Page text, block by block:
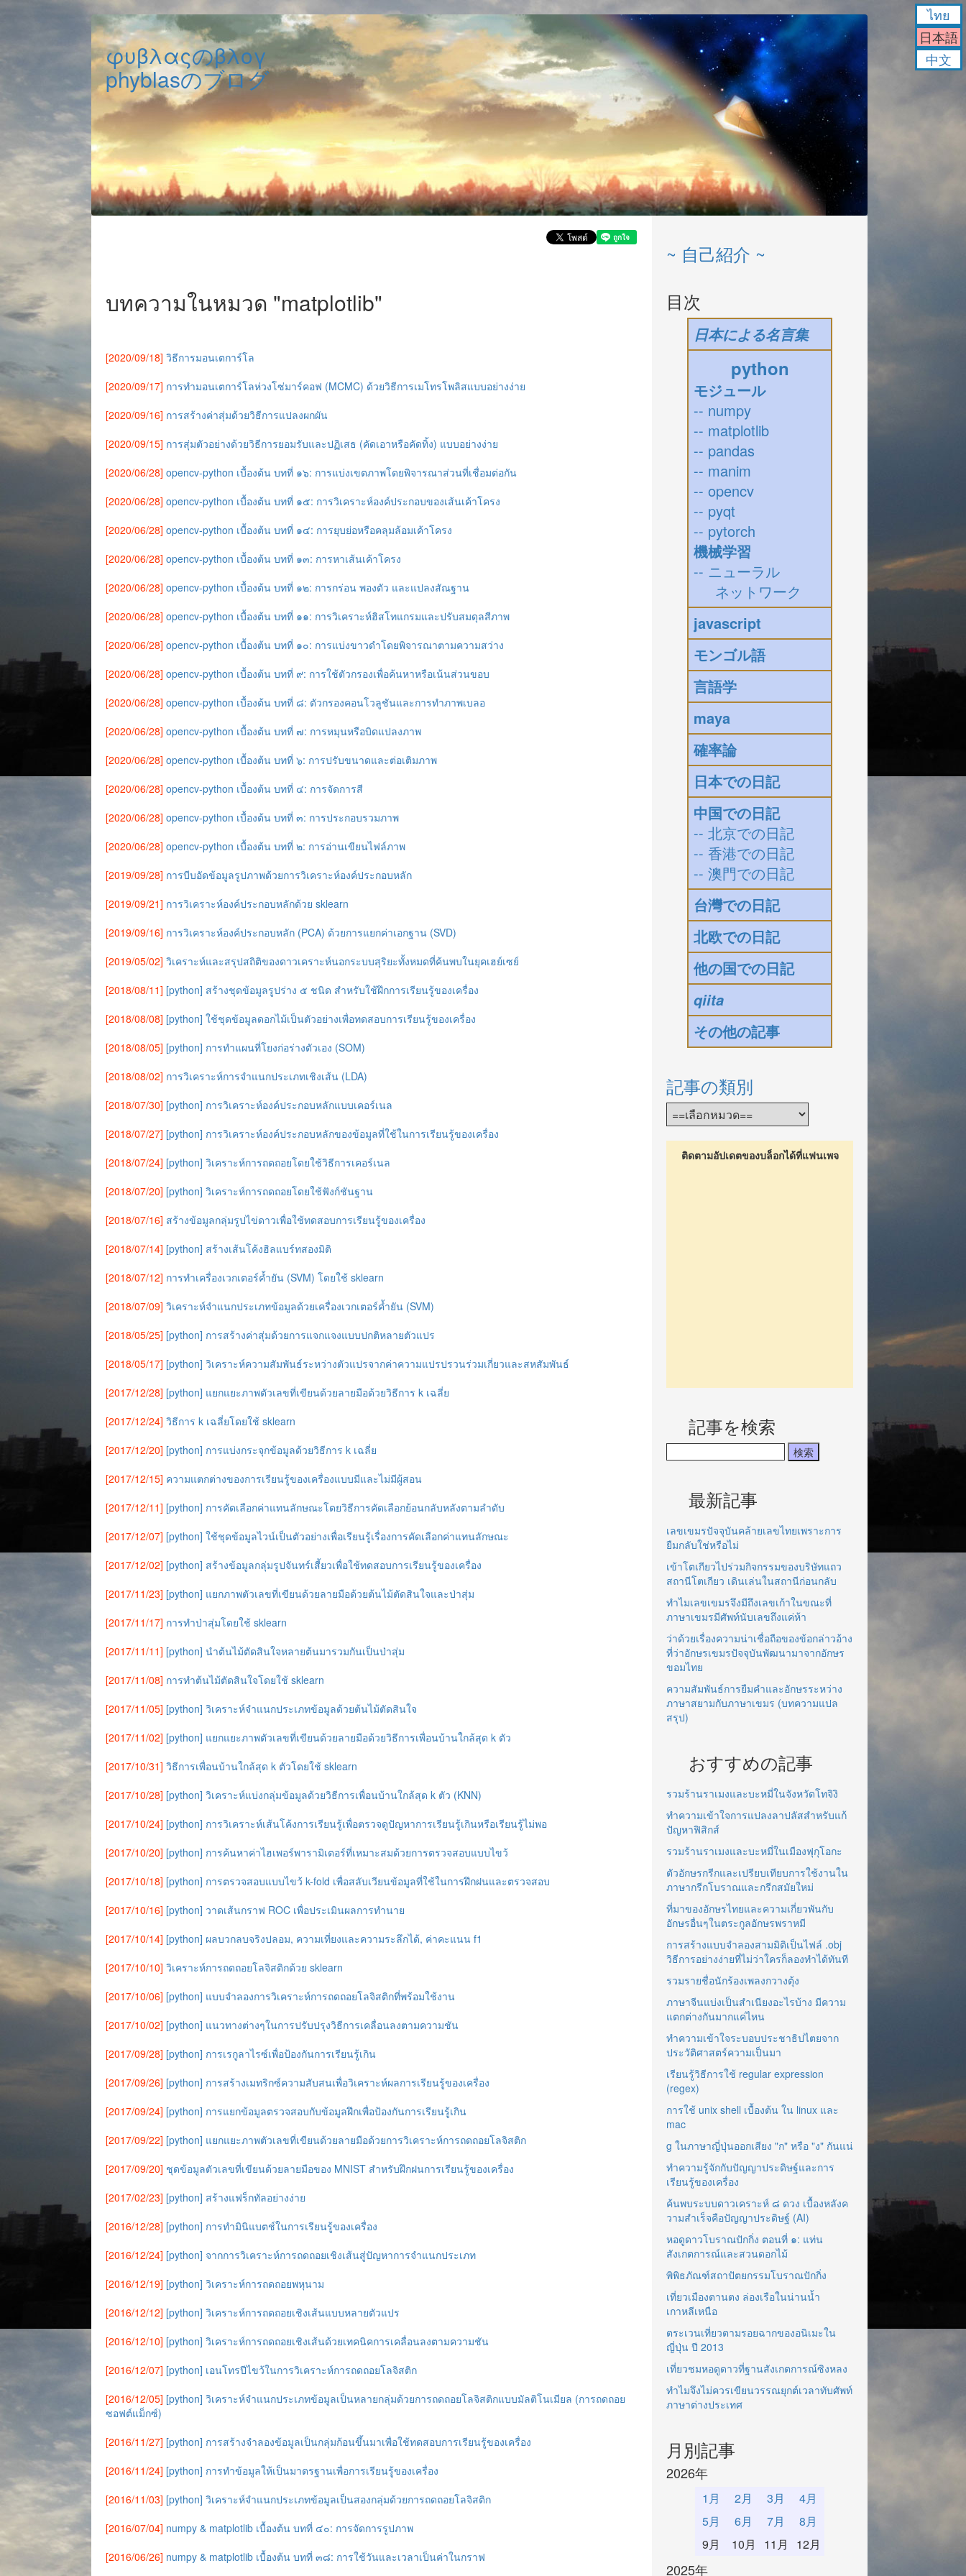
φυβλαςのβλογ
phyblasのブログ
บทความในหมวด "matplotlib"
[2020/09/18] วิธีการมอนเตการ์โล
[2020/09/17] การทำมอนเตการ์โลห่วงโซ่มาร์คอฟ (MCMC) ด้วยวิธีการเมโทรโพลิสแบบอย่างง่าย
[2020/09/16] การสร้างค่าสุ่มด้วยวิธีการแปลงผกผัน
[2020/09/15] การสุ่มตัวอย่างด้วยวิธีการยอมรับและปฏิเสธ (คัดเอาหรือคัดทิ้ง) แบบอย่างง่าย
[2020/06/28] opencv-python เบื้องต้น บทที่ ๑๖: การแบ่งเขตภาพโดยพิจารณาส่วนที่เชื่อมต่อกัน
[2020/06/28] opencv-python เบื้องต้น บทที่ ๑๕: การวิเคราะห์องค์ประกอบของเส้นเค้าโครง
[2020/06/28] opencv-python เบื้องต้น บทที่ ๑๔: การยุบย่อหรือคลุมล้อมเค้าโครง
[2020/06/28] opencv-python เบื้องต้น บทที่ ๑๓: การหาเส้นเค้าโครง
[2020/06/28] opencv-python เบื้องต้น บทที่ ๑๒: การกร่อน พองตัว และแปลงสัณฐาน
[2020/06/28] opencv-python เบื้องต้น บทที่ ๑๑: การวิเคราะห์ฮิสโทแกรมและปรับสมดุลสีภาพ
[2020/06/28] opencv-python เบื้องต้น บทที่ ๑๐: การแบ่งขาวดำโดยพิจารณาตามความสว่าง
[2020/06/28] opencv-python เบื้องต้น บทที่ ๙: การใช้ตัวกรองเพื่อค้นหาหรือเน้นส่วนขอบ
[2020/06/28] opencv-python เบื้องต้น บทที่ ๘: ตัวกรองคอนโวลูชันและการทำภาพเบลอ
[2020/06/28] opencv-python เบื้องต้น บทที่ ๗: การหมุนหรือบิดแปลงภาพ
[2020/06/28] opencv-python เบื้องต้น บทที่ ๖: การปรับขนาดและต่อเติมภาพ
[2020/06/28] opencv-python เบื้องต้น บทที่ ๔: การจัดการสี
[2020/06/28] opencv-python เบื้องต้น บทที่ ๓: การประกอบรวมภาพ
[2020/06/28] opencv-python เบื้องต้น บทที่ ๒: การอ่านเขียนไฟล์ภาพ
[2019/09/28] การบีบอัดข้อมูลรูปภาพด้วยการวิเคราะห์องค์ประกอบหลัก
[2019/09/21] การวิเคราะห์องค์ประกอบหลักด้วย sklearn
[2019/09/16] การวิเคราะห์องค์ประกอบหลัก (PCA) ด้วยการแยกค่าเอกฐาน (SVD)
[2019/05/02] วิเคราะห์และสรุปสถิติของดาวเคราะห์นอกระบบสุริยะทั้งหมดที่ค้นพบในยุคเฮย์เซย์
[2018/08/11] [python] สร้างชุดข้อมูลรูปร่าง ๕ ชนิด สำหรับใช้ฝึกการเรียนรู้ของเครื่อง
[2018/08/08] [python] ใช้ชุดข้อมูลดอกไม้เป็นตัวอย่างเพื่อทดสอบการเรียนรู้ของเครื่อง
[2018/08/05] [python] การทำแผนที่โยงก่อร่างตัวเอง (SOM)
[2018/08/02] การวิเคราะห์การจำแนกประเภทเชิงเส้น (LDA)
[2018/07/30] [python] การวิเคราะห์องค์ประกอบหลักแบบเคอร์เนล
[2018/07/27] [python] การวิเคราะห์องค์ประกอบหลักของข้อมูลที่ใช้ในการเรียนรู้ของเครื่อง
[2018/07/24] [python] วิเคราะห์การถดถอยโดยใช้วิธีการเคอร์เนล
[2018/07/20] [python] วิเคราะห์การถดถอยโดยใช้ฟังก์ชันฐาน
[2018/07/16] สร้างข้อมูลกลุ่มรูปไข่ดาวเพื่อใช้ทดสอบการเรียนรู้ของเครื่อง
[2018/07/14] [python] สร้างเส้นโค้งฮิลแบร์ทสองมิติ
[2018/07/12] การทำเครื่องเวกเตอร์ค้ำยัน (SVM) โดยใช้ sklearn
[2018/07/09] วิเคราะห์จำแนกประเภทข้อมูลด้วยเครื่องเวกเตอร์ค้ำยัน (SVM)
[2018/05/25] [python] การสร้างค่าสุ่มด้วยการแจกแจงแบบปกติหลายตัวแปร
[2018/05/17] [python] วิเคราะห์ความสัมพันธ์ระหว่างตัวแปรจากค่าความแปรปรวนร่วมเกี่ยวและสหสัมพันธ์
[2017/12/28] [python] แยกแยะภาพตัวเลขที่เขียนด้วยลายมือด้วยวิธีการ k เฉลี่ย
[2017/12/24] วิธีการ k เฉลี่ยโดยใช้ sklearn
[2017/12/20] [python] การแบ่งกระจุกข้อมูลด้วยวิธีการ k เฉลี่ย
[2017/12/15] ความแตกต่างของการเรียนรู้ของเครื่องแบบมีและไม่มีผู้สอน
[2017/12/11] [python] การคัดเลือกค่าแทนลักษณะโดยวิธีการคัดเลือกย้อนกลับหลังตามลำดับ
[2017/12/07] [python] ใช้ชุดข้อมูลไวน์เป็นตัวอย่างเพื่อเรียนรู้เรื่องการคัดเลือกค่าแทนลักษณะ
[2017/12/02] [python] สร้างข้อมูลกลุ่มรูปจันทร์เสี้ยวเพื่อใช้ทดสอบการเรียนรู้ของเครื่อง
[2017/11/23] [python] แยกภาพตัวเลขที่เขียนด้วยลายมือด้วยต้นไม้ตัดสินใจและป่าสุ่ม
[2017/11/17] การทำป่าสุ่มโดยใช้ sklearn
[2017/11/11] [python] นำต้นไม้ตัดสินใจหลายต้นมารวมกันเป็นป่าสุ่ม
[2017/11/08] การทำต้นไม้ตัดสินใจโดยใช้ sklearn
[2017/11/05] [python] วิเคราะห์จำแนกประเภทข้อมูลด้วยต้นไม้ตัดสินใจ
[2017/11/02] [python] แยกแยะภาพตัวเลขที่เขียนด้วยลายมือด้วยวิธีการเพื่อนบ้านใกล้สุด k ตัว
[2017/10/31] วิธีการเพื่อนบ้านใกล้สุด k ตัวโดยใช้ sklearn
[2017/10/28] [python] วิเคราะห์แบ่งกลุ่มข้อมูลด้วยวิธีการเพื่อนบ้านใกล้สุด k ตัว (KNN)
[2017/10/24] [python] การวิเคราะห์เส้นโค้งการเรียนรู้เพื่อตรวจดูปัญหาการเรียนรู้เกินหรือเรียนรู้ไม่พอ
[2017/10/20] [python] การค้นหาค่าไฮเพอร์พารามิเตอร์ที่เหมาะสมด้วยการตรวจสอบแบบไขว้
[2017/10/18] [python] การตรวจสอบแบบไขว้ k-fold เพื่อสลับเวียนข้อมูลที่ใช้ในการฝึกฝนและตรวจสอบ
[2017/10/16] [python] วาดเส้นกราฟ ROC เพื่อประเมินผลการทำนาย
[2017/10/14] [python] ผลบวกลบจริงปลอม, ความเที่ยงและความระลึกได้, ค่าคะแนน f1
[2017/10/10] วิเคราะห์การถดถอยโลจิสติกด้วย sklearn
[2017/10/06] [python] แบบจำลองการวิเคราะห์การถดถอยโลจิสติกที่พร้อมใช้งาน
[2017/10/02] [python] แนวทางต่างๆในการปรับปรุงวิธีการเคลื่อนลงตามความชัน
[2017/09/28] [python] การเรกูลาไรซ์เพื่อป้องกันการเรียนรู้เกิน
[2017/09/26] [python] การสร้างเมทริกซ์ความสับสนเพื่อวิเคราะห์ผลการเรียนรู้ของเครื่อง
[2017/09/24] [python] การแยกข้อมูลตรวจสอบกับข้อมูลฝึกเพื่อป้องกันการเรียนรู้เกิน
[2017/09/22] [python] แยกแยะภาพตัวเลขที่เขียนด้วยลายมือด้วยการวิเคราะห์การถดถอยโลจิสติก
[2017/09/20] ชุดข้อมูลตัวเลขที่เขียนด้วยลายมือของ MNIST สำหรับฝึกฝนการเรียนรู้ของเครื่อง
[2017/02/23] [python] สร้างแฟร็กทัลอย่างง่าย
[2016/12/28] [python] การทำมินิแบตช์ในการเรียนรู้ของเครื่อง
[2016/12/24] [python] จากการวิเคราะห์การถดถอยเชิงเส้นสู่ปัญหาการจำแนกประเภท
[2016/12/19] [python] วิเคราะห์การถดถอยพหุนาม
[2016/12/12] [python] วิเคราะห์การถดถอยเชิงเส้นแบบหลายตัวแปร
[2016/12/10] [python] วิเคราะห์การถดถอยเชิงเส้นด้วยเทคนิคการเคลื่อนลงตามความชัน
[2016/12/07] [python] เอนโทรปีไขว้ในการวิเคราะห์การถดถอยโลจิสติก
[2016/12/05] [python] วิเคราะห์จำแนกประเภทข้อมูลเป็นหลายกลุ่มด้วยการถดถอยโลจิสติกแบบมัลติโนเมียล (การถดถอย
ซอฟต์แม็กซ์)
[2016/11/27] [python] การสร้างจำลองข้อมูลเป็นกลุ่มก้อนขึ้นมาเพื่อใช้ทดสอบการเรียนรู้ของเครื่อง
[2016/11/24] [python] การทำข้อมูลให้เป็นมาตรฐานเพื่อการเรียนรู้ของเครื่อง
[2016/11/03] [python] วิเคราะห์จำแนกประเภทข้อมูลเป็นสองกลุ่มด้วยการถดถอยโลจิสติก
[2016/07/04] numpy & matplotlib เบื้องต้น บทที่ ๔๐: การจัดการรูปภาพ
[2016/06/26] numpy & matplotlib เบื้องต้น บทที่ ๓๘: การใช้วันและเวลาเป็นค่าในกราฟ
~ 自己紹介 ~
目次
日本による名言集
python
モジュール
-- numpy
-- matplotlib
-- pandas
-- manim
-- opencv
-- pyqt
-- pytorch
機械学習
-- ニューラル
ネットワーク
javascript
モンゴル語
言語学
maya
確率論
日本での日記
中国での日記
-- 北京での日記
-- 香港での日記
-- 澳門での日記
台灣での日記
北欧での日記
他の国での日記
qiita
その他の記事
記事の類別
ติดตามอัปเดตของบล็อกได้ที่แฟนเพจ
記事を検索
最新記事
เลขเขมรปัจจุบันคล้ายเลขไทยเพราะการ
ยืมกลับใช่หรือไม่
เข้าโตเกียวไปร่วมกิจกรรมของบริษัทแถว
สถานีโตเกียว เดินเล่นในสถานีก่อนกลับ
ทำไมเลขเขมรจึงมีถึงเลขเก้าในขณะที่
ภาษาเขมรมีศัพท์นับเลขถึงแค่ห้า
ว่าด้วยเรื่องความน่าเชื่อถือของข้อกล่าวอ้าง
ที่ว่าอักษรเขมรปัจจุบันพัฒนามาจากอักษร
ขอมไทย
ความสัมพันธ์การยืมคำและอักษรระหว่าง
ภาษาสยามกับภาษาเขมร (บทความแปล
สรุป)
おすすめの記事
รวมร้านราเมงและบะหมี่ในจังหวัดโทจิงิ
ทำความเข้าใจการแปลงลาปลัสสำหรับแก้
ปัญหาฟิสิกส์
รวมร้านราเมงและบะหมี่ในเมืองฟุกุโอกะ
ตัวอักษรกรีกและเปรียบเทียบการใช้งานใน
ภาษากรีกโบราณและกรีกสมัยใหม่
ที่มาของอักษรไทยและความเกี่ยวพันกับ
อักษรอื่นๆในตระกูลอักษรพราหมี
การสร้างแบบจำลองสามมิติเป็นไฟล์ .obj
วิธีการอย่างง่ายที่ไม่ว่าใครก็ลองทำได้ทันที
รวมรายชื่อนักร้องเพลงกวางตุ้ง
ภาษาจีนแบ่งเป็นสำเนียงอะไรบ้าง มีความ
แตกต่างกันมากแค่ไหน
ทำความเข้าใจระบอบประชาธิปไตยจาก
ประวัติศาสตร์ความเป็นมา
เรียนรู้วิธีการใช้ regular expression
(regex)
การใช้ unix shell เบื้องต้น ใน linux และ
mac
g ในภาษาญี่ปุ่นออกเสียง "ก" หรือ "ง" กันแน่
ทำความรู้จักกับปัญญาประดิษฐ์และการ
เรียนรู้ของเครื่อง
ค้นพบระบบดาวเคราะห์ ๘ ดวง เบื้องหลังค
วามสำเร็จคือปัญญาประดิษฐ์ (AI)
หอดูดาวโบราณปักกิ่ง ตอนที่ ๑: แท่น
สังเกตการณ์และสวนดอกไม้
พิพิธภัณฑ์สถาปัตยกรรมโบราณปักกิ่ง
เที่ยวเมืองตานตง ล่องเรือในน่านน้ำ
เกาหลีเหนือ
ตระเวนเที่ยวตามรอยฉากของอนิเมะใน
ญี่ปุ่น ปี 2013
เที่ยวชมหอดูดาวที่ฐานสังเกตการณ์ซิงหลง
ทำไมจึงไม่ควรเขียนวรรณยุกต์เวลาทับศัพท์
ภาษาต่างประเทศ
月別記事
2026年
1月 2月 3月
4月
5月
6月 7月
8月
9月
10月 11月 12月
2025年
ไทย
日本語
中文